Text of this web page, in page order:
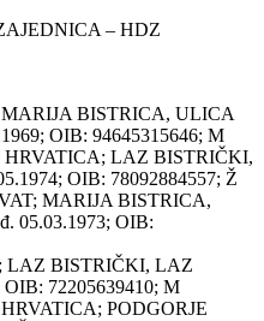
– HDZ
BISTRICA, ULICA
OIB: 94645315646; M
LAZ BISTRIČKI,
OIB: 78092884557; Ž
MARIJA BISTRICA,
05.03.1973; OIB:
LAZ BISTRIČKI, LAZ
72205639410; M
PODGORJE